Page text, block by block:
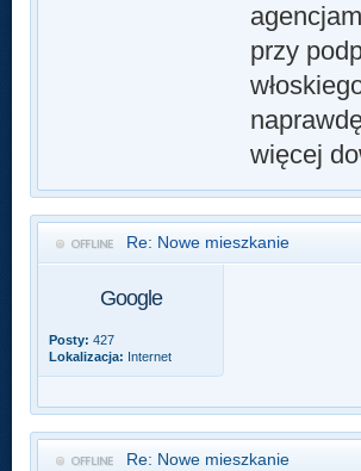
przy
więcej
Re: Nowe mieszkanie
Google
Posty: 427
Lokalizacja: Internet
Re: Nowe mieszkanie